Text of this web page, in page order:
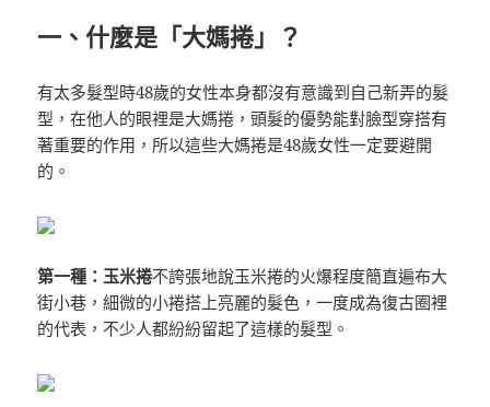
一、什麼是「大媽捲」？
有太多髮型時48歲的女性本身都沒有意識到自己新弄的髮
型，在他人的眼裡是大媽捲，頭髮的優勢能對臉型穿搭有
著重要的作用，所以這些大媽捲是48歲女性一定要避開
的。
第一種：玉米捲不誇張地說玉米捲的火爆程度簡直遍布大
街小巷，細微的小捲搭上亮麗的髮色，一度成為復古圈裡
的代表，不少人都紛紛留起了這樣的髮型。